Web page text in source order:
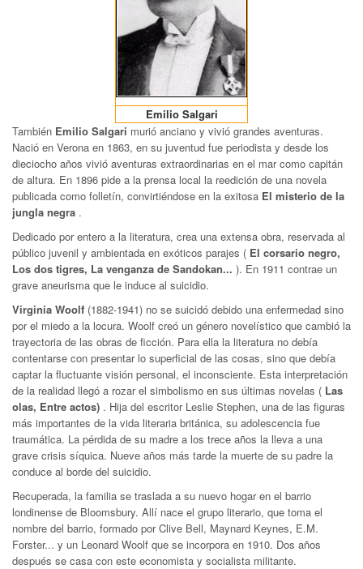
Emilio Salgari
También Emilio Salgari murió anciano y vivió grandes aventuras.
Nació en Verona en 1863, en su juventud fue periodista y desde los
dieciocho años vivió aventuras extraordinarias en el mar como capitán
de altura. En 1896 pide a la prensa local la reedición de una novela
publicada como folletín, convirtiéndose en la exitosa El misterio de la
jungla negra .
Dedicado por entero a la literatura, crea una extensa obra, reservada al
público juvenil y ambientada en exóticos parajes ( El corsario negro,
Los dos tigres, La venganza de Sandokan... ). En 1911 contrae un
grave aneurisma que le induce al suicidio.
Virginia Woolf (1882-1941) no se suicidó debido una enfermedad sino
por el miedo a la locura. Woolf creó un género novelístico que cambió la
trayectoria de las obras de ficción. Para ella la literatura no debía
contentarse con presentar lo superficial de las cosas, sino que debía
captar la fluctuante visión personal, el inconsciente. Esta interpretación
de la realidad llegó a rozar el simbolismo en sus últimas novelas ( Las
olas, Entre actos) . Hija del escritor Leslie Stephen, una de las figuras
más importantes de la vida literaria británica, su adolescencia fue
traumática. La pérdida de su madre a los trece años la lleva a una
grave crisis síquica. Nueve años más tarde la muerte de su padre la
conduce al borde del suicidio.
Recuperada, la familia se traslada a su nuevo hogar en el barrio
londinense de Bloomsbury. Allí nace el grupo literario, que toma el
nombre del barrio, formado por Clive Bell, Maynard Keynes, E.M.
Forster... y un Leonard Woolf que se incorpora en 1910. Dos años
después se casa con este economista y socialista militante.